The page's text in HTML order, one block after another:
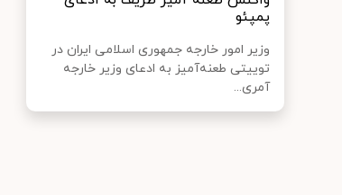
پمپئو
وزیر امور خارجه جمهوری اسلامی ایران در
توییتی طعنه‌آمیز به ادعای وزیر خارجه
آمری...